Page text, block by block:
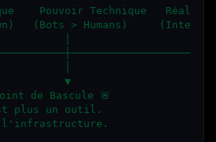
Pouvoir Technique   Réalité
(Bots > Humans)
▼
de Bascule 🚨
plus un outil.